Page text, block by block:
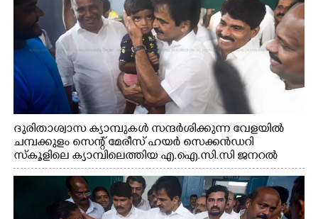
ദുരിതാശ്വാസ ക്യാമ്പുകൾ സന്ദർശിക്കുന്ന വേളയിൽ
ചമ്പക്കുളം സെന്റ് മേരീസ് ഹയർ സെക്കൻഡറി
സ്കൂളിലെ ക്യാമ്പിലെത്തിയ എ.ഐ.സി.സി ജനറൽ
സെക്രട്ടറി കെ.സി വേണുഗോപാൽ എം.പി കുരുന്നിനെ
എടുത്ത് ലാളിച്ചപ്പോൾ. സഹകരണ-എക്സൈസ്
വകുപ്പ് മന്ത്രി എം. ലിജു, കൃഷിവകുപ്പ് മന്ത്രി ടി. സിദ്ദിഖ്,
റെജി ചെറിയാൻ എം. എൽ. എ എന്നിവർ സമീപം